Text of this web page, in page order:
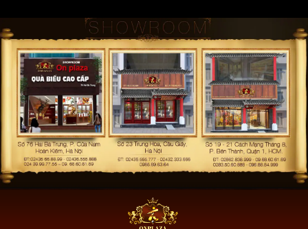
xuống. Vậy cơ thể suy
nhược mệt mỏi nên […]
yến được đánh giá là
phương pháp tốt nhất,
vừa đơn giản mà […]
được mệnh danh là “nữ
hoàng của các loại
sâm”. Về định nghĩa,
Sâm Lai Châu là loại
[…]